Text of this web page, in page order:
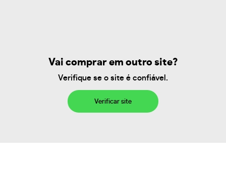
Vai comprar em outro site?
Verifique se o site é confiável.
Verificar site